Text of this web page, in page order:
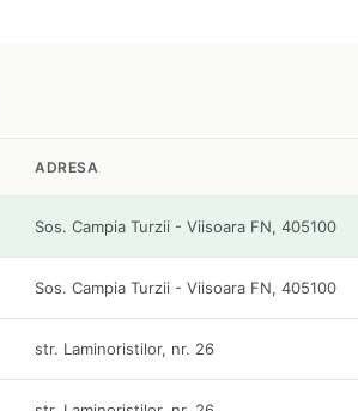
ADRESA
Sos. Campia Turzii - Viisoara FN, 405100
Sos. Campia Turzii - Viisoara FN, 405100
str. Laminoristilor, nr. 26